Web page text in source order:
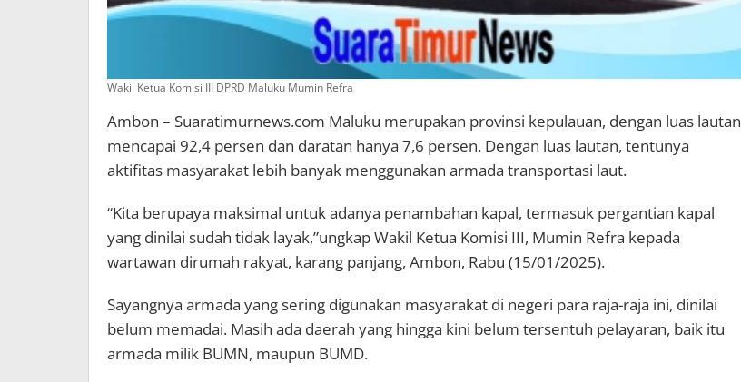
Wakil Ketua Komisi III DPRD Maluku Mumin Refra
Ambon – Suaratimurnews.com Maluku merupakan provinsi kepulauan, dengan luas lautan
mencapai 92,4 persen dan daratan hanya 7,6 persen. Dengan luas lautan, tentunya
aktifitas masyarakat lebih banyak menggunakan armada transportasi laut.
“Kita berupaya maksimal untuk adanya penambahan kapal, termasuk pergantian kapal
yang dinilai sudah tidak layak,”ungkap Wakil Ketua Komisi III, Mumin Refra kepada
wartawan dirumah rakyat, karang panjang, Ambon, Rabu (15/01/2025).
Sayangnya armada yang sering digunakan masyarakat di negeri para raja-raja ini, dinilai
belum memadai. Masih ada daerah yang hingga kini belum tersentuh pelayaran, baik itu
armada milik BUMN, maupun BUMD.